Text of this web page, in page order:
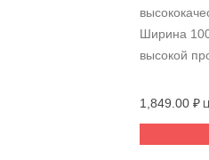
Ширина
высокой
1,849.00 ₽